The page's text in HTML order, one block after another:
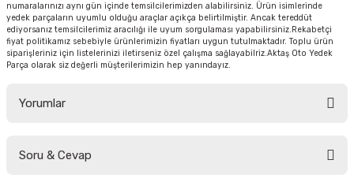
numaralarınızı aynı gün içinde temsilcilerimizden alabilirsiniz. Ürün isimlerinde
yedek parçaların uyumlu olduğu araçlar açıkça belirtilmiştir. Ancak tereddüt
ediyorsanız temsilcilerimiz aracılığı ile uyum sorgulaması yapabilirsiniz.Rekabetçi
fiyat politikamız sebebiyle ürünlerimizin fiyatları uygun tutulmaktadır. Toplu ürün
siparişleriniz için listelerinizi iletirseniz özel çalışma sağlayabilriz.Aktaş Oto Yedek
Parça olarak siz değerli müşterilerimizin hep yanındayız.
Yorumlar
Soru & Cevap